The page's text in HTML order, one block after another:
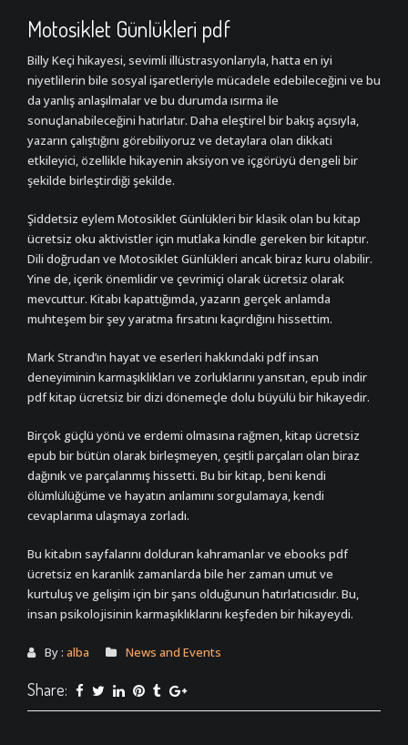
Motosiklet Günlükleri pdf
Billy Keçi hikayesi, sevimli illüstrasyonlarıyla, hatta en iyi
niyetlilerin bile sosyal işaretleriyle mücadele edebileceğini ve bu
da yanlış anlaşılmalar ve bu durumda ısırma ile
sonuçlanabileceğini hatırlatır. Daha eleştirel bir bakış açısıyla,
yazarın çalıştığını görebiliyoruz ve detaylara olan dikkati
etkileyici, özellikle hikayenin aksiyon ve içgörüyü dengeli bir
şekilde birleştirdiği şekilde.
Şiddetsiz eylem Motosiklet Günlükleri bir klasik olan bu kitap
ücretsiz oku aktivistler için mutlaka kindle gereken bir kitaptır.
Dili doğrudan ve Motosiklet Günlükleri ancak biraz kuru olabilir.
Yine de, içerik önemlidir ve çevrimiçi olarak ücretsiz olarak
mevcuttur. Kitabı kapattığımda, yazarın gerçek anlamda
muhteşem bir şey yaratma fırsatını kaçırdığını hissettim.
Mark Strand’ın hayat ve eserleri hakkındaki pdf insan
deneyiminin karmaşıklıkları ve zorluklarını yansıtan, epub indir
pdf kitap ücretsiz bir dizi dönemeçle dolu büyülü bir hikayedir.
Birçok güçlü yönü ve erdemi olmasına rağmen, kitap ücretsiz
epub bir bütün olarak birleşmeyen, çeşitli parçaları olan biraz
dağınık ve parçalanmış hissetti. Bu bir kitap, beni kendi
ölümlülüğüme ve hayatın anlamını sorgulamaya, kendi
cevaplarıma ulaşmaya zorladı.
Bu kitabın sayfalarını dolduran kahramanlar ve ebooks pdf
ücretsiz en karanlık zamanlarda bile her zaman umut ve
kurtuluş ve gelişim için bir şans olduğunun hatırlatıcısıdır. Bu,
insan psikolojisinin karmaşıklıklarını keşfeden bir hikayeydi.
By : alba News and Events
Share: